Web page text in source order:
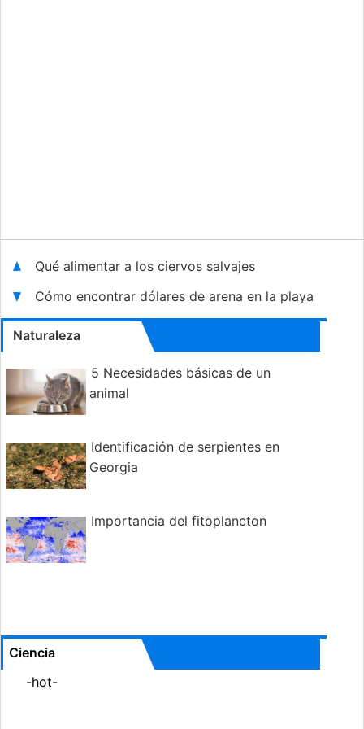
Qué alimentar a los ciervos salvajes
Cómo encontrar dólares de arena en la playa
Naturaleza
5 Necesidades básicas de un
animal
Identificación de serpientes en
Georgia
Importancia del fitoplancton
Ciencia
-hot-